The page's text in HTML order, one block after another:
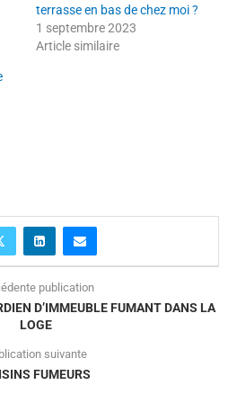
terrasse en bas de chez moi ?
1 septembre 2023
Article similaire
publication
D’IMMEUBLE FUMANT DANS LA
LOGE
suivante
FUMEURS